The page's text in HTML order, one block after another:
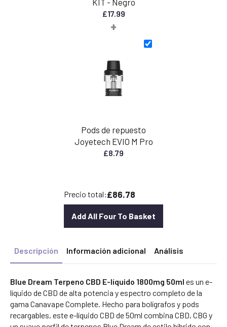
£17.99
+
Pods de repuesto
Joyetech EVIO M Pro
£8.79
Precio total:£86.78
Add All Four To Basket
Descripción Información adicional Análisis
Blue Dream Terpeno CBD E-líquido 1800mg 50ml es un e-
líquido de CBD de alta potencia y espectro completo de la
gama Canavape Complete. Hecho para bolígrafos y pods
recargables, este e-líquido CBD de 50ml combina CBD, CBG y